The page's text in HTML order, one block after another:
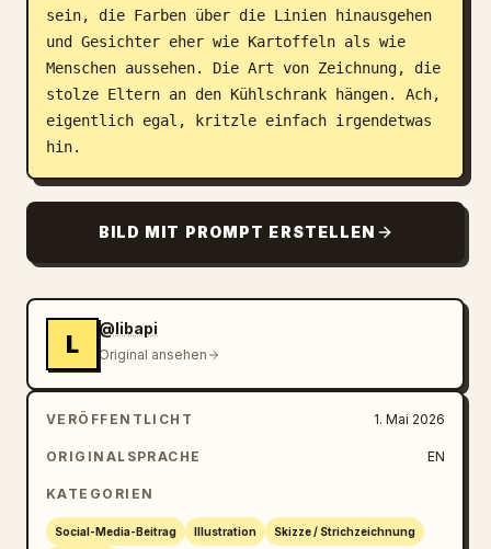
sein, die Farben über die Linien hinausgehen
und Gesichter eher wie Kartoffeln als wie
Menschen aussehen. Die Art von Zeichnung, die
stolze Eltern an den Kühlschrank hängen. Ach,
eigentlich egal, kritzle einfach irgendetwas
hin.
BILD MIT PROMPT ERSTELLEN
L
@libapi
Original ansehen
VERÖFFENTLICHT 1. Mai 2026
ORIGINALSPRACHE EN
KATEGORIEN
Social-Media-Beitrag Illustration Skizze / Strichzeichnung